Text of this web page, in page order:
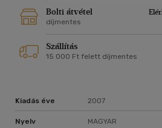
Bolti átvétel
díjmentes
Szállítás
15 000 Ft felett díjmentes
Kiadás éve 2007
Nyelv MAGYAR